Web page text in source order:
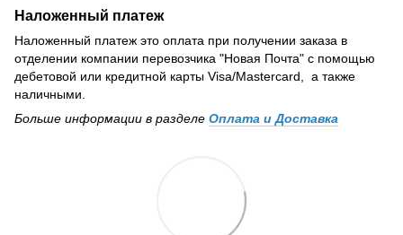
Наложенный платеж
Наложенный платеж это оплата при получении заказа в
отделении компании перевозчика "Новая Почта" с помощью
дебетовой или кредитной карты Visa/Mastercard, а также
наличными.
Больше информации в разделе Оплата и Доставка